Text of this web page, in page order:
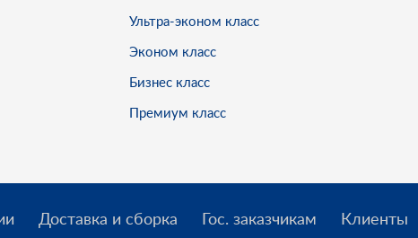
Ультра-эконом класс
Эконом класс
Бизнес класс
Премиум класс
Доставка и сборка Гос. заказчикам Клиенты